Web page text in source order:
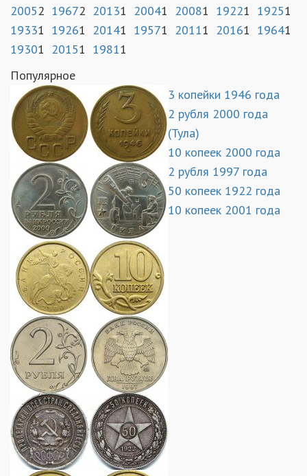
20052 19672 20131 20041 20081 19221 19251
19331 19261 20141 19571 20111 20161 19641
19301 20151 19811
Популярное
3 копейки 1946 года
2 рубля 2000 года
(Тула)
10 копеек 2000 года
2 рубля 1997 года
50 копеек 1922 года
10 копеек 2001 года